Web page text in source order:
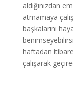
aldığınızdan
atmamaya
başkalarını
haftadan
çalışarak